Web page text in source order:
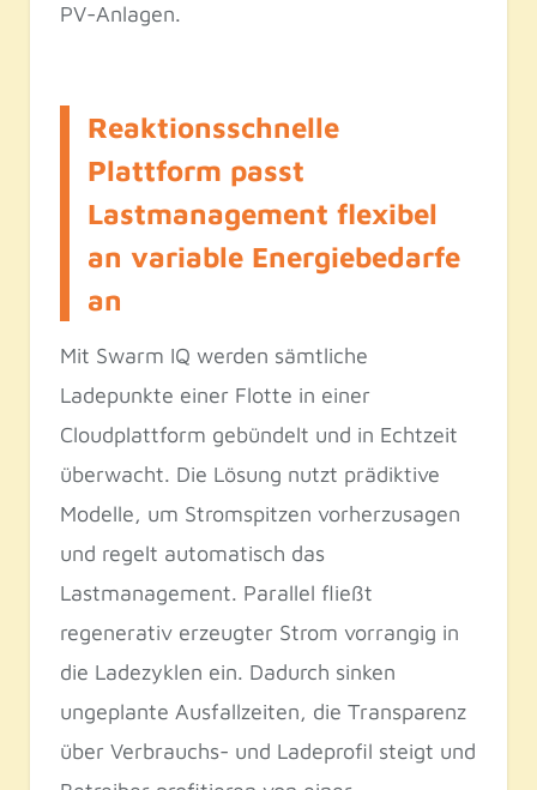
PV-Anlagen.
Reaktionsschnelle
Plattform passt
Lastmanagement flexibel
an variable Energiebedarfe
an
Mit Swarm IQ werden sämtliche
Ladepunkte einer Flotte in einer
Cloudplattform gebündelt und in Echtzeit
überwacht. Die Lösung nutzt prädiktive
Modelle, um Stromspitzen vorherzusagen
und regelt automatisch das
Lastmanagement. Parallel fließt
regenerativ erzeugter Strom vorrangig in
die Ladezyklen ein. Dadurch sinken
ungeplante Ausfallzeiten, die Transparenz
über Verbrauchs- und Ladeprofil steigt und